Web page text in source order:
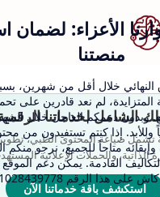
الأعزاء: لضمان
منصتنا
النهائي خلال أقل من شهرين،
المتزايدة، لم نعد قادرين على
وبدون دعمكم العاجل خلال
وللأبد. إذا كنتم تستفيدون من
متاحاً للجميع، نرجو منكم
القادمة. يمكن دعم
هذا الرقم 01028439778.
الشامل لخدماتنا
تشمل صياغة المحتوى الطبي، تطوير
الذاتية، والحملات الإعلانية
استكشف باقة خدماتنا الآن